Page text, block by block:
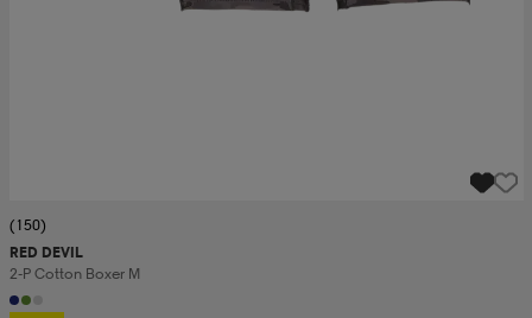
(150)
RED DEVIL
2-P Cotton Boxer M